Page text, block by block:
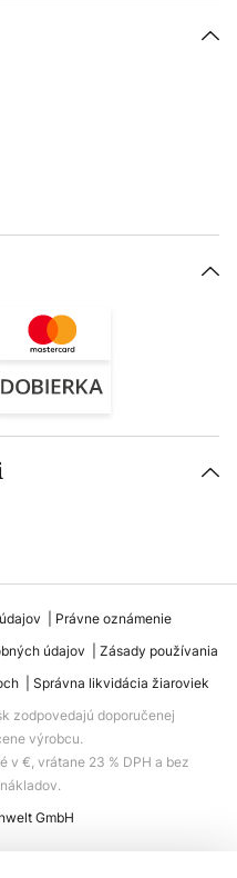
Právne oznámenie
údajov
Zásady používania
Správna likvidácia žiaroviek
zodpovedajú doporučenej
výrobcu.
v €, vrátane 23 % DPH a bez
GmbH